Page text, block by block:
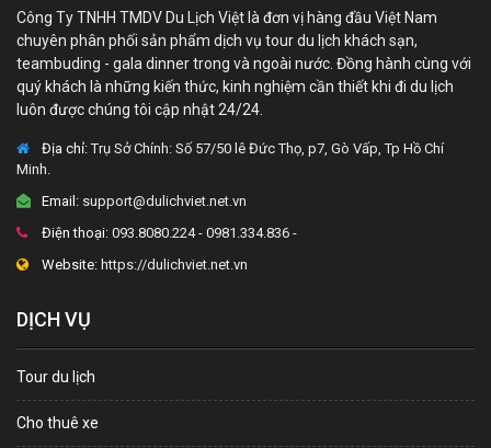
Công Ty TNHH TMDV Du Lịch Việt là đơn vị hàng đầu Việt Nam
chuyên phân phối sản phẩm dịch vụ tour du lịch khách sạn,
teambuding - gala dinner trong và ngoài nước. Đồng hành cùng với
quý khách là những kiến thức, kinh nghiệm cần thiết khi đi du lịch
luôn được chúng tôi cập nhật 24/24.
Địa chỉ:Trụ Sở Chính: Số 57/50 lê Đức Thọ, p7, Gò Vấp, Tp Hồ Chí
Minh.
Email: support@dulichviet.net.vn
Điện thoại: 093.8080.224 - 0981.334.836 -
Website: https://dulichviet.net.vn
DỊCH VỤ
Tour du lịch
Cho thuê xe